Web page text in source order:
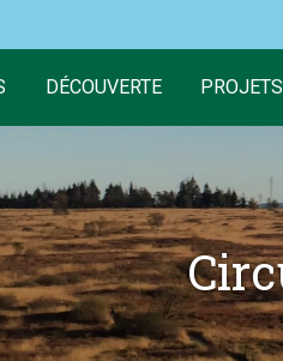
DÉCOUVERTE PROJETS